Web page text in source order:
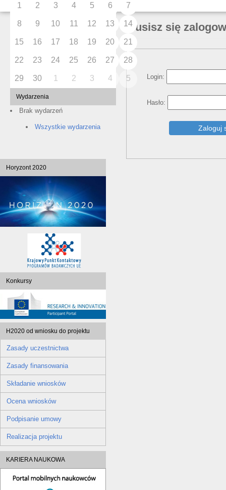
1 2 3 4 5 6 7
8 9 10 11 12 13 14
15 16 17 18 19 20 21
22 23 24 25 26 27 28
29 30 1 2 3 4 5
Wydarzenia
Brak wydarzeń
Wszystkie wydarzenia
Musisz się
Login:
Hasło:
Horyzont 2020
Konkursy
H2020 od wniosku do projektu
Zasady uczestnictwa
Zasady finansowania
Składanie wniosków
Ocena wniosków
Podpisanie umowy
Realizacja projektu
KARIERA NAUKOWA